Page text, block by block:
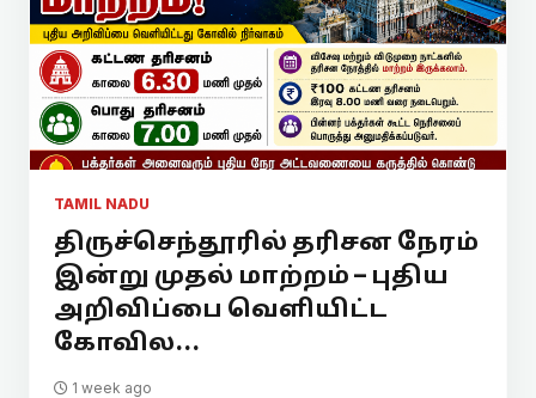
TAMIL NADU
திருச்செந்தூரில் தரிசன நேரம்
இன்று முதல் மாற்றம் – புதிய
அறிவிப்பை வெளியிட்ட
கோவில...
1 week ago